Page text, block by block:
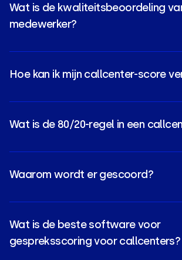
Wat is de kwaliteitsbeoordeling
medewerker?
Hoe kan ik mijn callcenter-score
Wat is de 80/20-regel in een
Waarom wordt er gescoord?
Wat is de beste software voor
gespreksscoring voor callcenters?